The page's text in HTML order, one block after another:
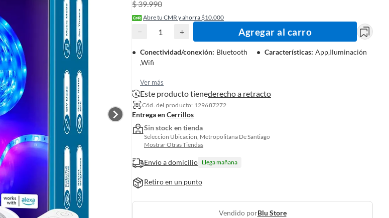
$ 39.990
Abre tu CMR y ahorra $10.000
− + Agregar al carro
Conectividad/conexión: Bluetooth
,Wifi
Características: App,Iluminación
Ver más
Este producto tienederecho a retracto
Cód. del producto: 129687272
Entrega enCerrillos
Sin stock en tienda
Seleccion Ubicacion, Metropolitana De Santiago
Mostrar Otras Tiendas
Envío a domicilio Llega mañana
Retiro en un punto
Vendido porBlu Store